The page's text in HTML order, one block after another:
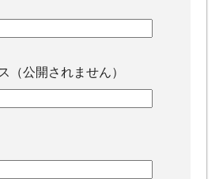
（公開されません）